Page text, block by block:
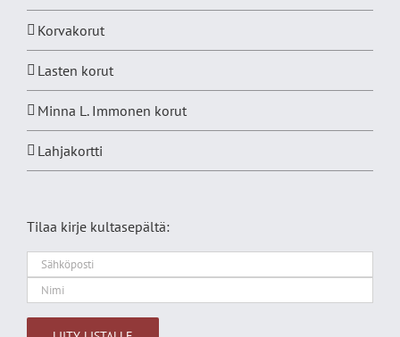
Korvakorut
Lasten korut
Minna L. Immonen korut
Lahjakortti
Tilaa kirje kultasepältä: